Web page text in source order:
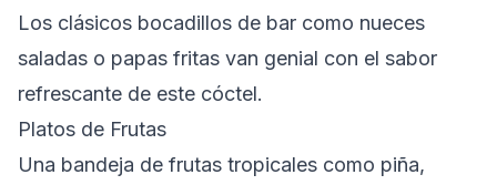
Los clásicos bocadillos de bar como nueces
saladas o papas fritas van genial con el sabor
refrescante de este cóctel.
Platos de Frutas
Una bandeja de frutas tropicales como piña,